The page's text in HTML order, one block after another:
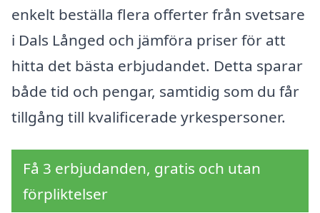
enkelt beställa flera offerter från svetsare
i Dals Långed och jämföra priser för att
hitta det bästa erbjudandet. Detta sparar
både tid och pengar, samtidig som du får
tillgång till kvalificerade yrkespersoner.
Få 3 erbjudanden, gratis och utan
förpliktelser